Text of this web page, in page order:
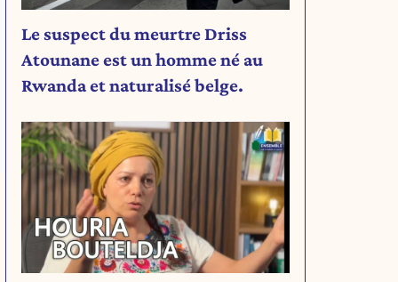
Le suspect du meurtre Driss
Atounane est un homme né au
Rwanda et naturalisé belge.